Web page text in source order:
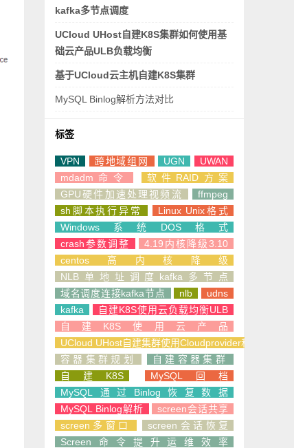
kafka多节点调度
UCloud UHost自建K8S集群如何使用基
础云产品ULB负载均衡
基于UCloud云主机自建K8S集群
MySQL Binlog解析方法对比
标签
VPN 跨地域组网 UGN
UWAN
mdadm命令
软件RAID方案
GPU硬件加速处理视频流
ffmpeg
sh脚本执行异常
Linux Unix格式
Windows系统DOS格式
crash参数调整
4.19内核降级3.10
centos高内核降级
NLB单地址调度kafka多节点
域名调度连接kafka节点
nlb
udns
kafka
自建K8S使用云负载均衡ULB
自建K8S使用云产品
UCloud UHost自建集群使用Cloudprovider和CSI
容器集群规划
自建容器集群
自建K8S
MySQL回档
MySQL通过Binlog恢复数据
MySQL Binlog解析
screen会话共享
screen多窗口
screen会话恢复
Screen命令提升运维效率